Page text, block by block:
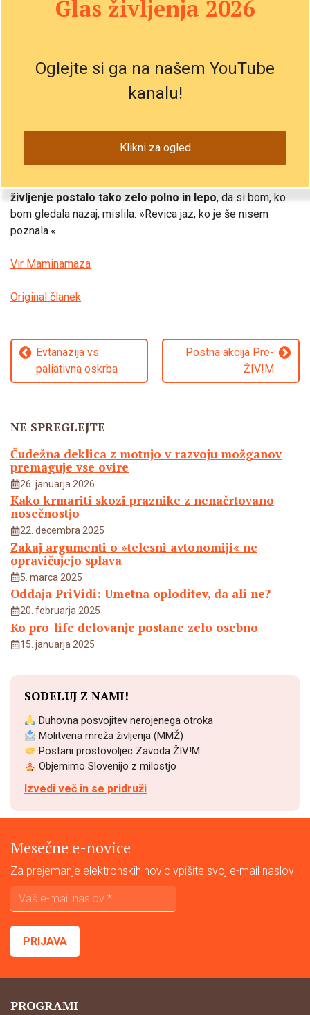
služba, kar jih bom kdajkoli imela
ampak da bom sedela pri pedikerki in neustavljivo pisala
sms sporočila možu,ker ju bom tako zelo pogrešala
bom vzela v roke revijo in videla svojo solzo, kako kapne na
Morali bi me opozoriti, da se bo čisto vse spremenilo, ko
bom postala mamica, ampak,da ne bom nikoli želela iti
življenje postalo tako zelo polno in lepo, da si bom, ko
bom gledala nazaj, mislila: »Revica jaz, ko je še nisem
poznala.«
Vir Maminamaza
Original članek
Navigacija
prispevka
Evtanazija vs.
paliativna oskrba
Postna akcija Pre-
ŽIV!M
NE SPREGLEJTE
Čudežna deklica z motnjo v razvoju možganov
premaguje vse ovire
26. januarja 2026
Kako krmariti skozi praznike z nenačrtovano
nosečnostjo
22. decembra 2025
Zakaj argumenti o »telesni avtonomiji« ne
opravičujejo splava
5. marca 2025
Oddaja PriVidi: Umetna oploditev, da ali ne?
20. februarja 2025
Ko pro-life delovanje postane zelo osebno
15. januarja 2025
SODELUJ Z NAMI!
Duhovna posvojitev nerojenega otroka
Molitvena mreža življenja (MMŽ)
Postani prostovoljec Zavoda ŽIV!M
Objemimo Slovenijo z milostjo
Izvedi več in se pridruži
Mesečne e-novice
Za prejemanje elektronskih novic vpišite svoj e-mail naslov
PROGRAMI
Glas življenja 2026
Oglejte si ga na našem YouTube
kanalu!
Klikni za ogled